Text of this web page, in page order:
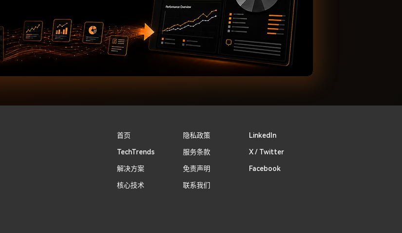
首页 隐私政策 Linkedln
TechTrends 服务条款 X / Twitter
​解决方案 免责声明 Facebook
核心技术 联系我们